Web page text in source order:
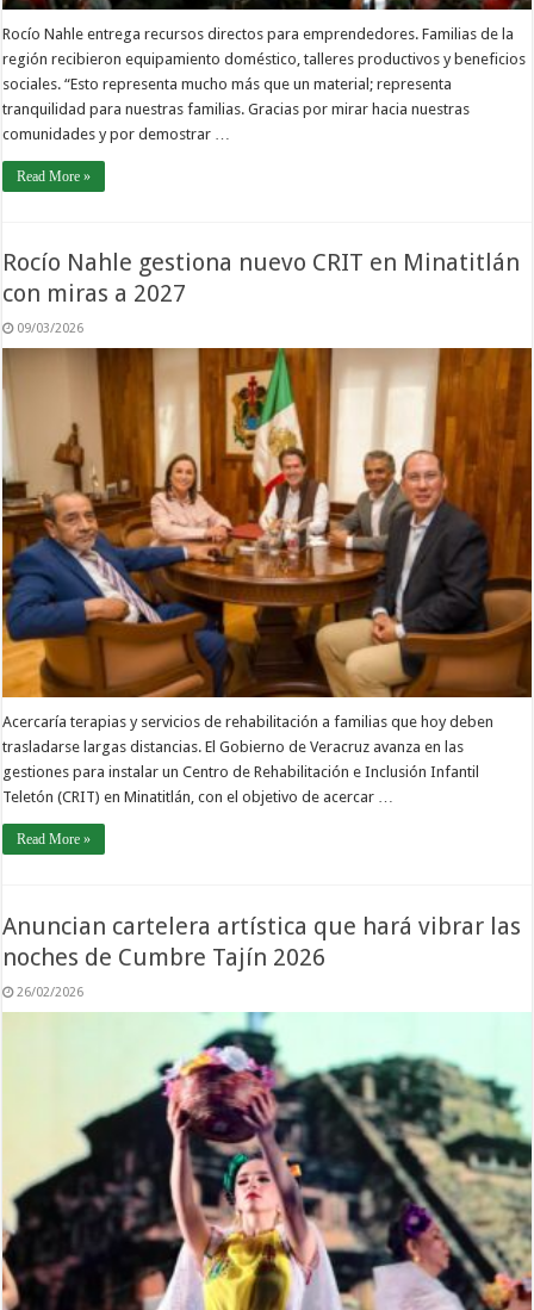
Rocío Nahle entrega recursos directos para emprendedores. Familias de la
región recibieron equipamiento doméstico, talleres productivos y beneficios
sociales. “Esto representa mucho más que un material; representa
tranquilidad para nuestras familias. Gracias por mirar hacia nuestras
comunidades y por demostrar …
Read More »
Rocío Nahle gestiona nuevo CRIT en Minatitlán
con miras a 2027
09/03/2026
Acercaría terapias y servicios de rehabilitación a familias que hoy deben
trasladarse largas distancias. El Gobierno de Veracruz avanza en las
gestiones para instalar un Centro de Rehabilitación e Inclusión Infantil
Teletón (CRIT) en Minatitlán, con el objetivo de acercar …
Read More »
Anuncian cartelera artística que hará vibrar las
noches de Cumbre Tajín 2026
26/02/2026